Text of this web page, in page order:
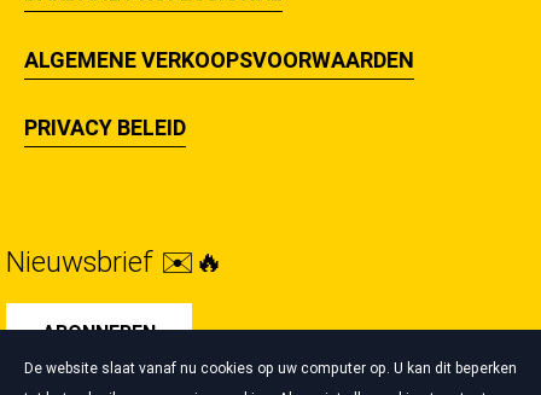
De website slaat vanaf nu cookies op uw computer op. U kan dit beperken
ALGEMENE VERKOOPSVOORWAARDEN
PRIVACY BELEID
Nieuwsbrief ✉️🔥
ABONNEREN